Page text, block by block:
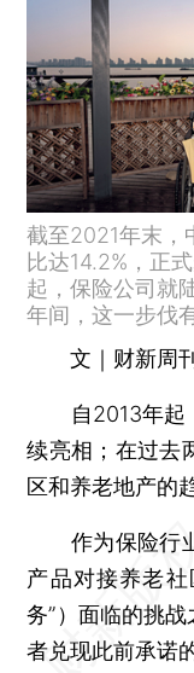
截至2021年末，
比达14.2%，正
起，保险公司就
年间，这一步伐
文｜财新周
自2013年起，
续亮相；在过去
区和养老地产的
作为保险行业
产品对接养老
务”）面临的挑
者兑现此前承诺